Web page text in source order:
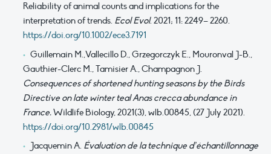
Reliability of animal counts and implications for the
interpretation of trends. Ecol Evol. 2021; 11:2249–2260.
https://doi.org/10.1002/ece3.7191
Guillemain M.,Vallecillo D., Grzegorczyk E., Mouronval J-B.,
Gauthier-Clerc M., Tamisier A., Champagnon J.
Consequences of shortened hunting seasons by the Birds
Directive on late winter teal Anas crecca abundance in
France.Wildlife Biology, 2021(3), wlb.00845, (27 July 2021).
https://doi.org/10.2981/wlb.00845
Jacquemin A. Évaluation de la technique d’échantillonnage